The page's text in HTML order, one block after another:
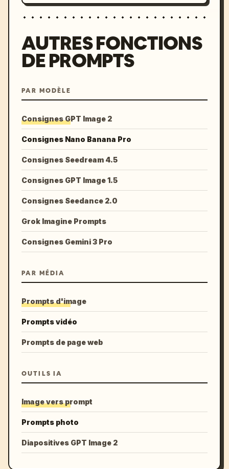
AUTRES FONCTIONS
DE PROMPTS
PAR MODÈLE
Consignes GPT Image 2
Consignes Nano Banana Pro
Consignes Seedream 4.5
Consignes GPT Image 1.5
Consignes Seedance 2.0
Grok Imagine Prompts
Consignes Gemini 3 Pro
PAR MÉDIA
Prompts d'image
Prompts vidéo
Prompts de page web
OUTILS IA
Image vers prompt
Prompts photo
Diapositives GPT Image 2